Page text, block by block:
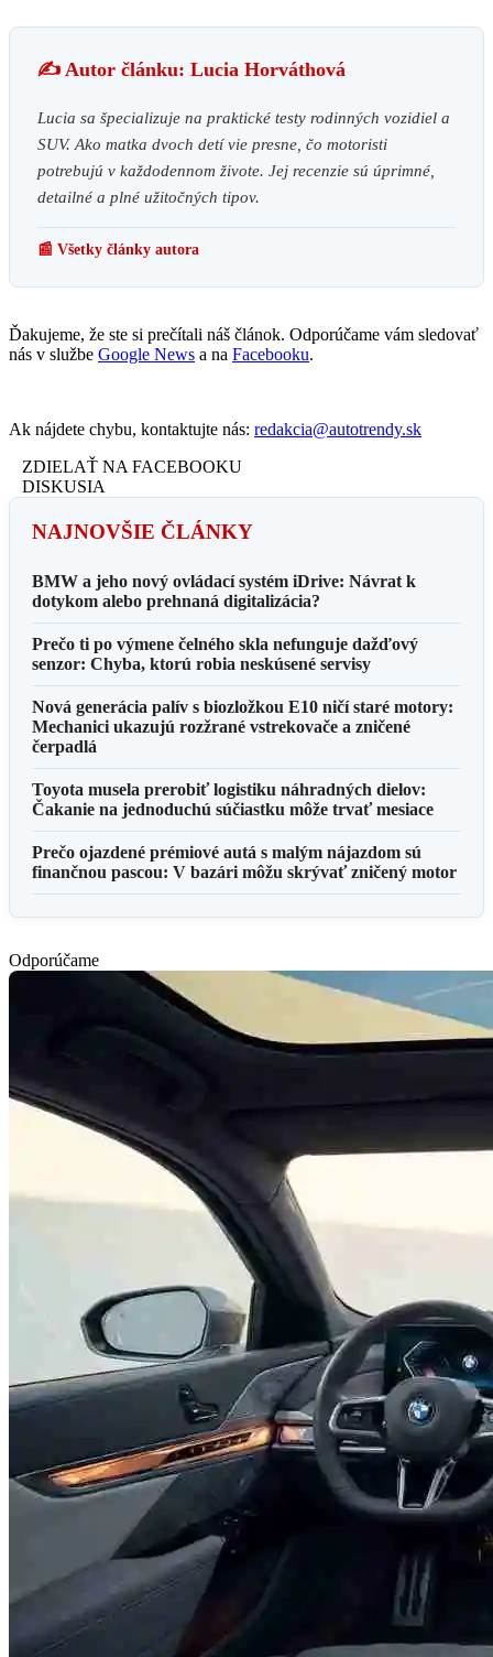
✍️ Autor článku: Lucia Horváthová
Lucia sa špecializuje na praktické testy rodinných vozidiel a
SUV. Ako matka dvoch detí vie presne, čo motoristi
potrebujú v každodennom živote. Jej recenzie sú úprimné,
detailné a plné užitočných tipov.
📰 Všetky články autora
Ďakujeme, že ste si prečítali náš článok. Odporúčame vám sledovať
nás v službe Google News a na Facebooku.
Ak nájdete chybu, kontaktujte nás: redakcia@autotrendy.sk
ZDIELAŤ NA FACEBOOKU
DISKUSIA
NAJNOVŠIE ČLÁNKY
BMW a jeho nový ovládací systém iDrive: Návrat k
dotykom alebo prehnaná digitalizácia?
Prečo ti po výmene čelného skla nefunguje dažďový
senzor: Chyba, ktorú robia neskúsené servisy
Nová generácia palív s biozložkou E10 ničí staré motory:
Mechanici ukazujú rozžrané vstrekovače a zničené
čerpadlá
Toyota musela prerobiť logistiku náhradných dielov:
Čakanie na jednoduchú súčiastku môže trvať mesiace
Prečo ojazdené prémiové autá s malým nájazdom sú
finančnou pascou: V bazári môžu skrývať zničený motor
Odporúčame